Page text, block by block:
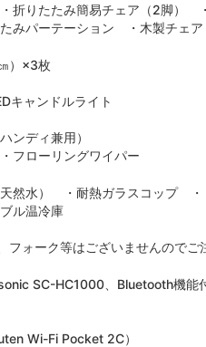
折りたたみ簡易チェア（2脚）
みパーテーション ・木製チェア
）×3枚
キャンドルライト
ンディ兼用）
フローリングワイパー
天然水） ・耐熱ガラスコップ ・
ル温冷庫
ォーク等はございませんのでご
SC-HC1000、Bluetooth機能
Wi-Fi Pocket 2C）